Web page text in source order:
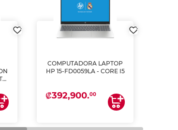
COMPUTADORA LAPTOP
HP 15-FD0059LA - CORE I5
₡392,900.00